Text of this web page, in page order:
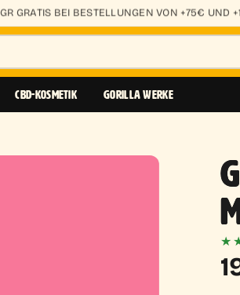
KLEINE KNOSPEN AB 0,85€/GR
CBD-KOSMETIK GORILLA WERKE